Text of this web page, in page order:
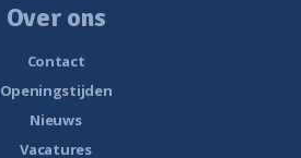
Over ons
Contact
Openingstijden
Nieuws
Vacatures